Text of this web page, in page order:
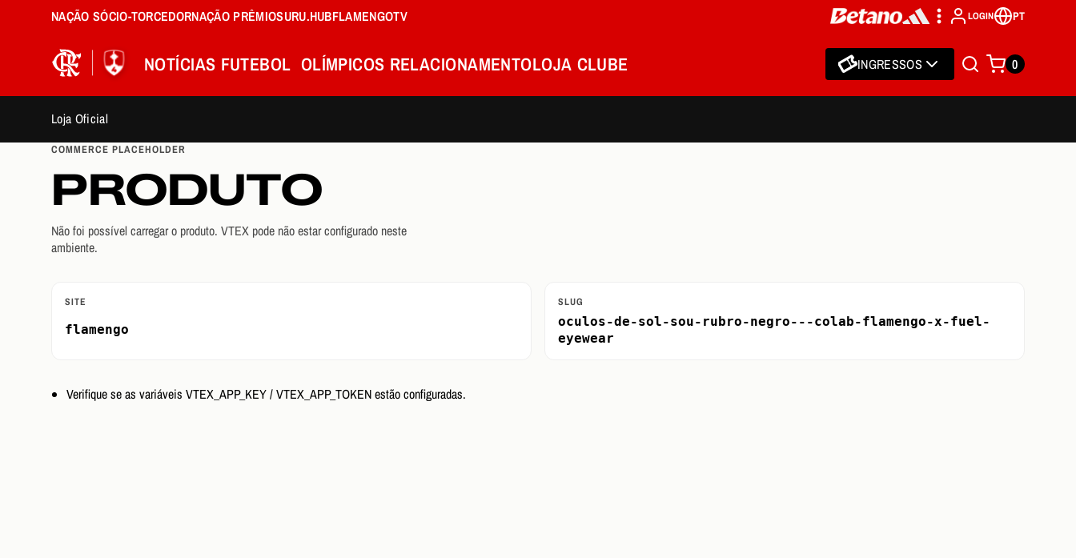
NAÇÃO SÓCIO-TORCEDORNAÇÃO PRÊMIOSURU.HUBFLAMENGOTV LOGIN PT
NOTÍCIAS FUTEBOL OLÍMPICOS RELACIONAMENTOLOJA CLUBE INGRESSOS 0
Loja Oficial
COMMERCE PLACEHOLDER
PRODUTO
Não foi possível carregar o produto. VTEX pode não estar configurado neste
ambiente.
SITE
flamengo
SLUG
oculos-de-sol-sou-rubro-negro---colab-flamengo-x-fuel-
eyewear
Verifique se as variáveis VTEX_APP_KEY / VTEX_APP_TOKEN estão configuradas.